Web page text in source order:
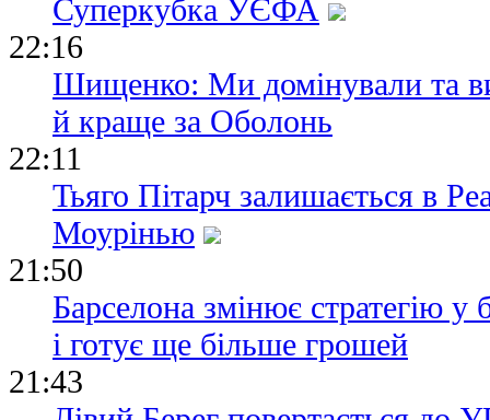
Суперкубка УЄФА
22:16
Шищенко: Ми домінували та
й краще за Оболонь
22:11
Тьяго Пітарч залишається в
Моурінью
21:50
Барселона змінює стратегію у
і готує ще більше грошей
21:43